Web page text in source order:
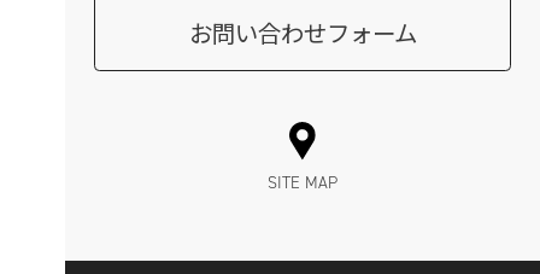
お問い合わせフォーム
SITE MAP